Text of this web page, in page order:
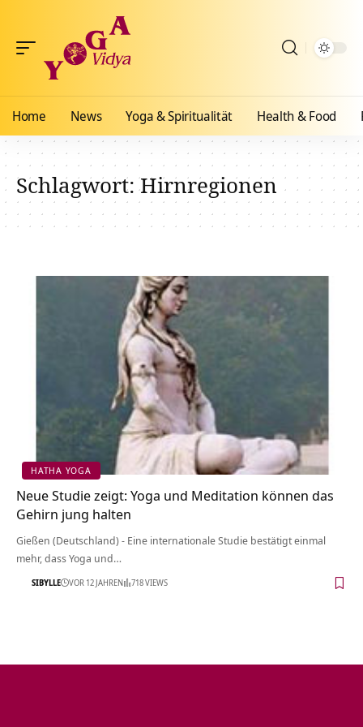
Home News Yoga & Spiritualität Health & Food
Schlagwort:Hirnregionen
HATHA YOGA
Neue Studie zeigt: Yoga und Meditation können das
Gehirn jung halten
Gießen (Deutschland) - Eine internationale Studie bestätigt einmal
mehr, dass Yoga und…
SIBYLLE VOR 12 JAHREN 718 VIEWS